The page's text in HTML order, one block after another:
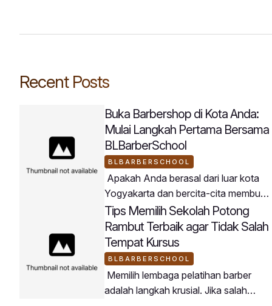
Recent Posts
Buka Barbershop di Kota Anda:
Mulai Langkah Pertama Bersama
BLBarberSchool
BLBARBERSCHOOL
Apakah Anda berasal dari luar kota
Yogyakarta dan bercita-cita membuka
usaha barbershop di daerah asal
Anda? BLBarberSchool menjadi
jembatan terbaik untuk mewujudkan
rencana tersebut.Peserta
BLBarberSchool datang dari berbagai
penjuru wilayah di Indonesia dengan
tujuan membawa keahlian barbering
Tips Memilih Sekolah Potong
Rambut Terbaik agar Tidak Salah
Tempat Kursus
BLBARBERSCHOOL
Memilih lembaga pelatihan barber
adalah langkah krusial. Jika salah